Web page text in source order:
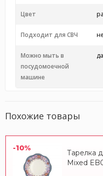
Цвет
Подходит для СВЧ
Можно мыть в
посудомоечной
машине
да
Похожие товары
-10%
Тарелка
Mixed